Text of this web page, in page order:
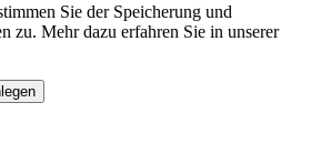
Sie der Speicherung und
zu. Mehr dazu erfahren Sie in unserer